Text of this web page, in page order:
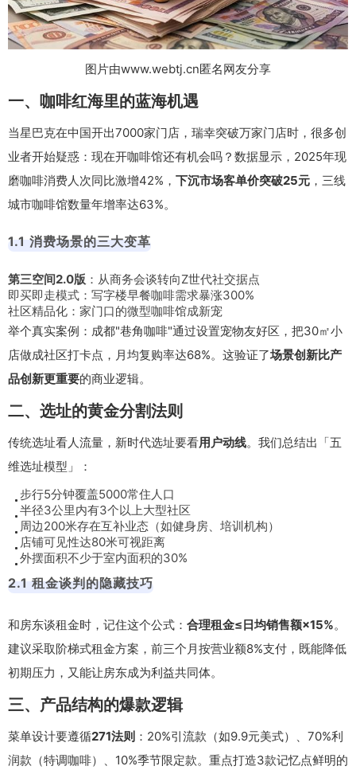
图片由www.webtj.cn匿名网友分享
一、咖啡红海里的蓝海机遇
当星巴克在中国开出7000家门店，瑞幸突破万家门店时，很多创
业者开始疑惑：现在开咖啡馆还有机会吗？数据显示，2025年现
磨咖啡消费人次同比激增42%， 下沉市场客单价突破25元 ，三线
城市咖啡馆数量年增率达63%。
1.1 消费场景的三大变革
第三空间2.0版 ：从商务会谈转向Z世代社交据点
即买即走模式：写字楼早餐咖啡需求暴涨300%
社区精品化：家门口的微型咖啡馆成新宠
举个真实案例：成都"巷角咖啡"通过设置宠物友好区，把30㎡小
店做成社区打卡点，月均复购率达68%。这验证了场景创新比产
品创新更重要的商业逻辑。
二、选址的黄金分割法则
传统选址看人流量，新时代选址要看用户动线。我们总结出「五
维选址模型」：
步行5分钟覆盖5000常住人口
半径3公里内有3个以上大型社区
周边200米存在互补业态（如健身房、培训机构）
店铺可见性达80米可视距离
外摆面积不少于室内面积的30%
2.1 租金谈判的隐藏技巧
和房东谈租金时，记住这个公式： 合理租金≤日均销售额×15%。
建议采取阶梯式租金方案，前三个月按营业额8%支付，既能降低
初期压力，又能让房东成为利益共同体。
三、产品结构的爆款逻辑
菜单设计要遵循271法则 ：20%引流款（如9.9元美式）、70%利
润款（特调咖啡）、10%季节限定款。重点打造3款记忆点鲜明的